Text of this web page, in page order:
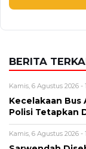
Alamat email tidak